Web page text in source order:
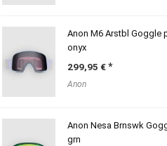
Anon M6 Arstbl Goggle
onyx
299,95 €
Anon
Anon Nesa Brnswk
grn